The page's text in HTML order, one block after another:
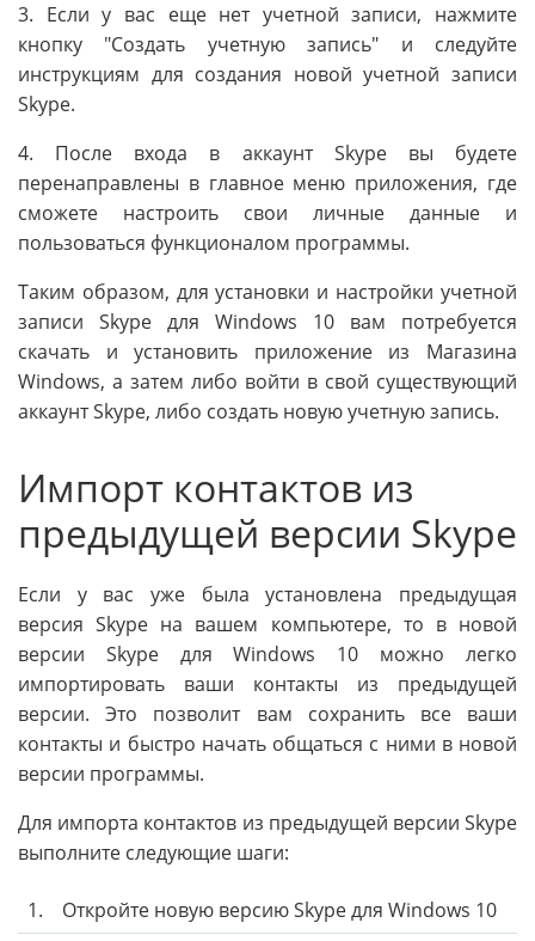
3. Если у вас еще нет учетной записи, нажмите
кнопку "Создать учетную запись" и следуйте
инструкциям для создания новой учетной записи
Skype.
4. После входа в аккаунт Skype вы будете
перенаправлены в главное меню приложения, где
сможете настроить свои личные данные и
пользоваться функционалом программы.
Таким образом, для установки и настройки учетной
записи Skype для Windows 10 вам потребуется
скачать и установить приложение из Магазина
Windows, а затем либо войти в свой существующий
аккаунт Skype, либо создать новую учетную запись.
Импорт контактов из
предыдущей версии Skype
Если у вас уже была установлена предыдущая
версия Skype на вашем компьютере, то в новой
версии Skype для Windows 10 можно легко
импортировать ваши контакты из предыдущей
версии. Это позволит вам сохранить все ваши
контакты и быстро начать общаться с ними в новой
версии программы.
Для импорта контактов из предыдущей версии Skype
выполните следующие шаги:
1.
Откройте новую версию Skype для Windows 10